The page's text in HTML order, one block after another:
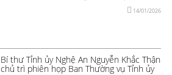
14/01/2026
Bí thư Tỉnh ủy Nghệ An Nguyễn Khắc Thận
chủ trì phiên họp Ban Thường vụ Tỉnh ủy